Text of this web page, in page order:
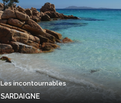
Les incontournables
SARDAIGNE